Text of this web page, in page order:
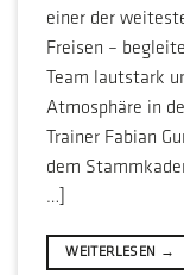
einer der
Freisen –
Team lautstark
Atmosphäre in
Trainer Fabian
dem
…]
WEITERLESEN →